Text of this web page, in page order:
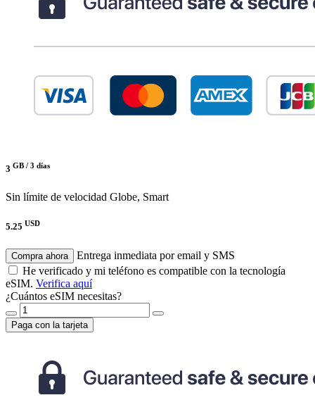
3 GB / 3 días
Sin límite de velocidad Globe, Smart
5.25 USD
Compra ahora
Entrega inmediata por email y SMS
He verificado y mi teléfono es compatible con la tecnología
eSIM. Verifica aquí
¿Cuántos eSIM necesitas?
Paga con la tarjeta